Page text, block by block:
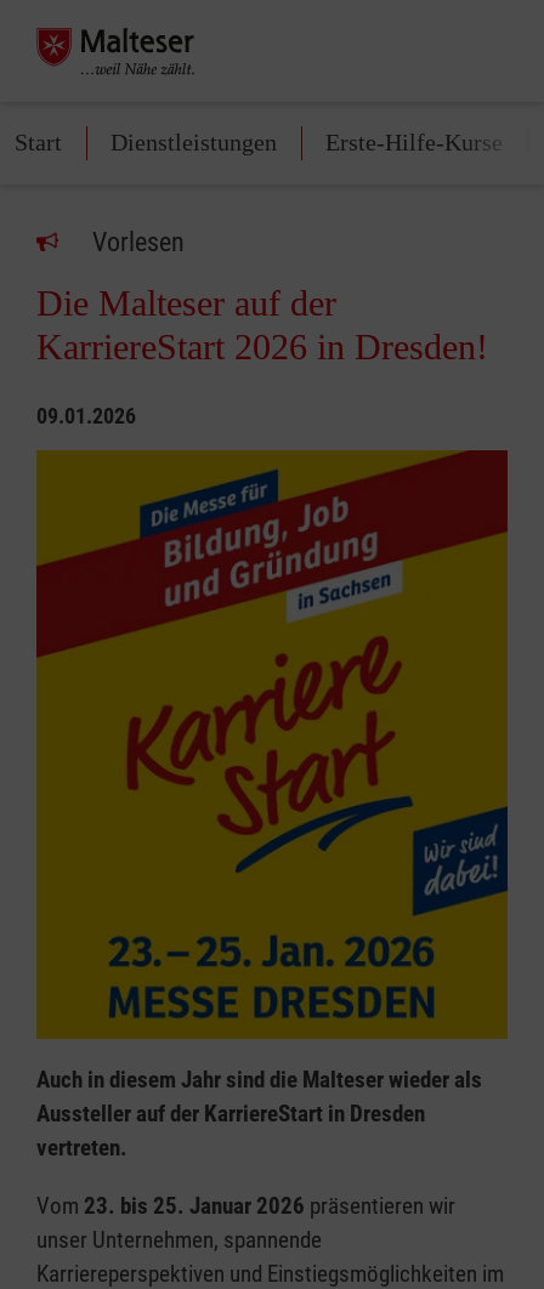
Start Dienstleistungen Erste-Hilfe-Kurse
Vorlesen
Die Malteser auf der
KarriereStart 2026 in Dresden!
09.01.2026
Auch in diesem Jahr sind die Malteser wieder als
Aussteller auf der KarriereStart in Dresden
vertreten.
Vom 23. bis 25. Januar 2026 präsentieren wir
unser Unternehmen, spannende
Karriereperspektiven und Einstiegsmöglichkeiten im